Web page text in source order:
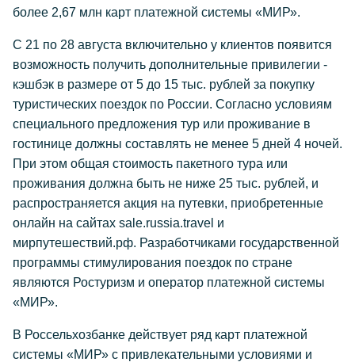
более 2,67 млн карт платежной системы «МИР».
С 21 по 28 августа включительно у клиентов появится
возможность получить дополнительные привилегии -
кэшбэк в размере от 5 до 15 тыс. рублей за покупку
туристических поездок по России. Согласно условиям
специального предложения тур или проживание в
гостинице должны составлять не менее 5 дней 4 ночей.
При этом общая стоимость пакетного тура или
проживания должна быть не ниже 25 тыс. рублей, и
распространяется акция на путевки, приобретенные
онлайн на сайтах sale.russia.travel и
мирпутешествий.рф. Разработчиками государственной
программы стимулирования поездок по стране
являются Ростуризм и оператор платежной системы
«МИР».
В Россельхозбанке действует ряд карт платежной
системы «МИР» с привлекательными условиями и